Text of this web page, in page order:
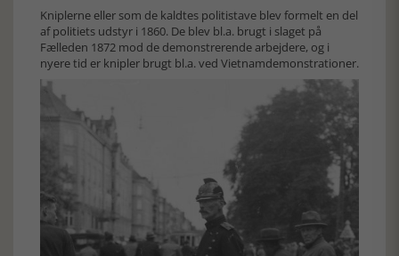
Kniplerne eller som de kaldtes politistave blev formelt en del
af politiets udstyr i 1860. De blev bl.a. brugt i slaget på
Fælleden 1872 mod de demonstrerende arbejdere, og i
nyere tid er knipler brugt bl.a. ved Vietnamdemonstrationer.